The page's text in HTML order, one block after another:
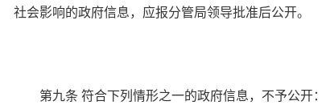
社会影响的政府信息，应报分管局领导批准后公开。
第九条 符合下列情形之一的政府信息，不予公开：